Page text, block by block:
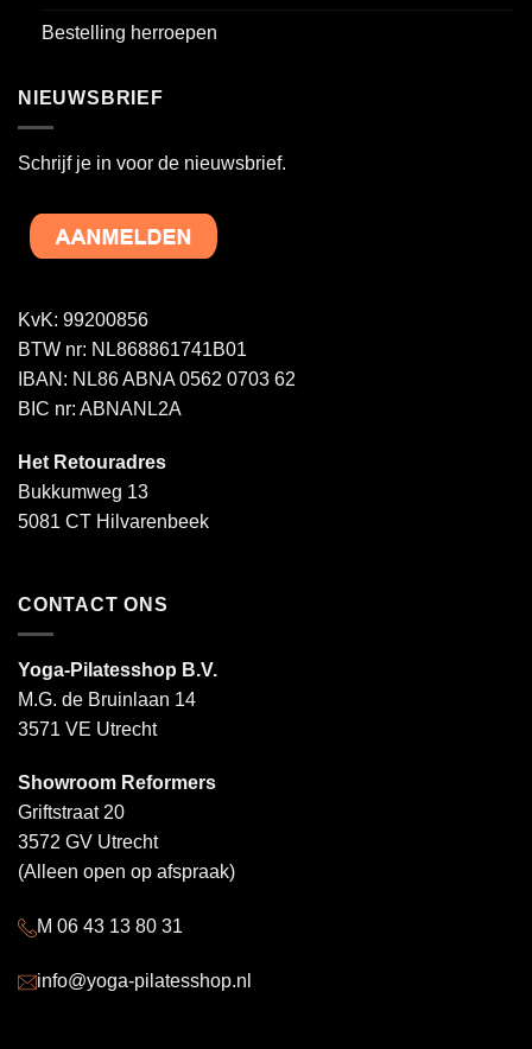
Bestelling herroepen
NIEUWSBRIEF
Schrijf je in voor de nieuwsbrief.
KvK: 99200856
BTW nr: NL868861741B01
IBAN: NL86 ABNA 0562 0703 62
BIC nr: ABNANL2A
Het Retouradres
Bukkumweg 13
5081 CT Hilvarenbeek
CONTACT ONS
Yoga-Pilatesshop B.V.
M.G. de Bruinlaan 14
3571 VE Utrecht
Showroom Reformers
Griftstraat 20
3572 GV Utrecht
(Alleen open op afspraak)
M 06 43 13 80 31
info@yoga-pilatesshop.nl